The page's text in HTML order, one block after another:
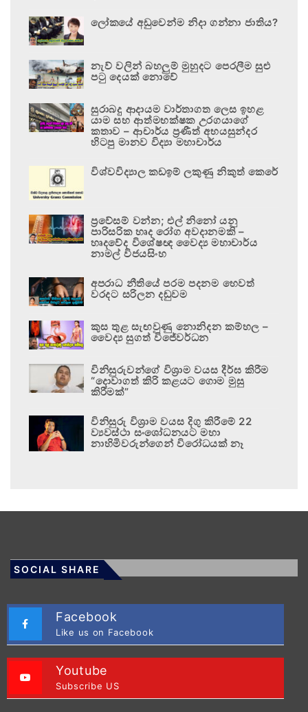
ලෝකයේ අඩුවෙන්ම නිදා ගන්නා ජාතිය?
නැව් වලින් බහලුම් මුහුදට පෙරලීම සුළු
පටු දෙයක් නොවේ
සුරාබදු ආදායම වාර්තාගත ලෙස ඉහළ
යාම සහ ආත්මභක්ෂක උරගයාගේ
කතාව – ආචාර්ය ප්‍රණීත් අභයසුන්දර
හිටපු මානව විද්‍යා මහාචාර්ය
විශ්වවිද්‍යාල කඩඉම් ලකුණු නිකුත් කෙරේ
ප්‍රවේසම් වන්න; එල් නිනෝ යනු
පාරිසරික හෘද රෝග අවදානමකි –
හෘදවේද විශේෂඥ වෛද්‍ය මහාචාර්ය
නාමල් විජයසිංහ
අපරාධ නීතියේ පරම පදනම හෙවත්
වරදට සරිලන දඬුවම
කුස තුළ සැඟවුණු නොනිදන කම්හල –
වෛද්‍ය සුගත් විජේවර්ධන
විනිසුරුවන්ගේ විශ්‍රාම වයස දීර්ඝ කිරීම
“දොවාගත් කිරි කළයට ගොම මුසු
කිරීමක්”
විනිසුරු විශ්‍රාම වයස දිගු කිරීමේ 22
ව්‍යවස්ථා සංශෝධනයට මහා
නාහිමිවරුන්ගෙන් විරෝධයක් නෑ
SOCIAL SHARE
Facebook
Like us on Facebook
Youtube
Subscribe US